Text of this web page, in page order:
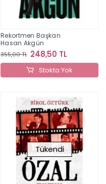
Rekortmen Başkan
Hasan Akgün
355,00 TL 248,50 TL
Stokta Yok
Tükendi